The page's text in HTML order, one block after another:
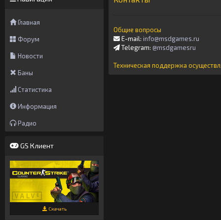
Главная
Форум
Новости
Баны
Статистика
Информация
Радио
GS Клиент
Скачать
Общие вопросы
E-mail: info@msdgames.ru
Telegram: @msdgamesru
Техническая поддержка